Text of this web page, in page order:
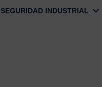
SEGURIDAD INDUSTRIAL